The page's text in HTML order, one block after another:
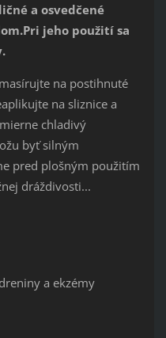
a osvedčené
jeho použití sa
na postihnuté
na sliznice a
chladivý
byť silným
pred plošným použitím
dráždivosti...
a ekzémy